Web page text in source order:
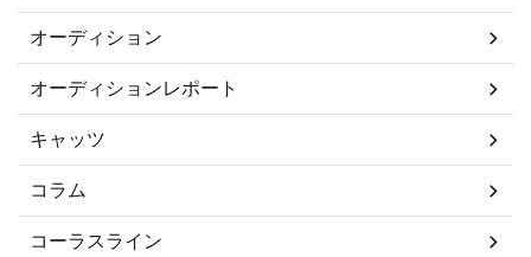
オーディション
オーディションレポート
キャッツ
コラム
コーラスライン